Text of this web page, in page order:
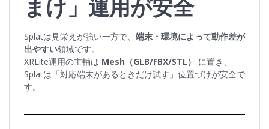
まけ」運用が安全
Splatは見栄えが強い一方で、 端末・環境によって動作差が
出やすい領域です。
XRLite運用の主軸は Mesh（GLB/FBX/STL）
に置き、
Splatは「対応端末があるときだけ試す」位置づけが安全で
す。